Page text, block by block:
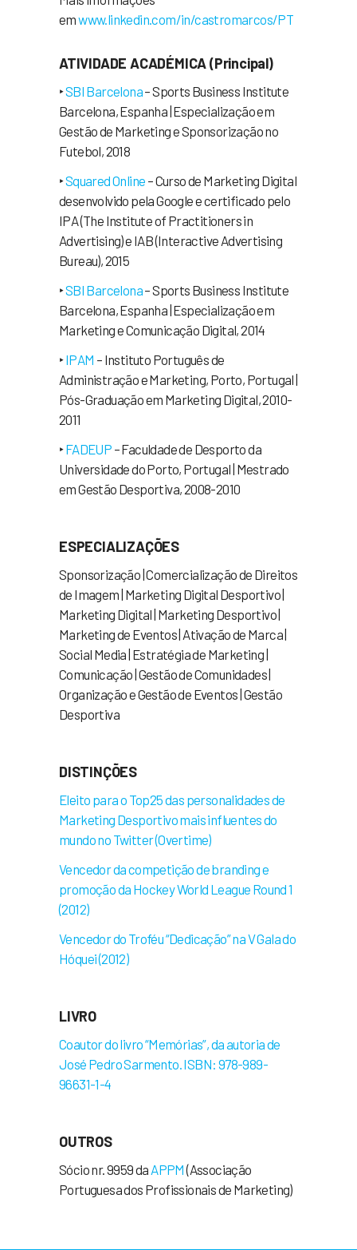
emwww.linkedin.com/in/castromarcos/PT
ATIVIDADE ACADÉMICA(Principal)
‣SBI Barcelona– Sports Business Institute
Barcelona, Espanha | Especialização em
Gestão de Marketing e Sponsorização no
Futebol, 2018
‣Squared Online – Curso de Marketing Digital
desenvolvido pela Google e certificado pelo
IPA (The Institute of Practitioners in
Advertising) e IAB (Interactive Advertising
Bureau), 2015
‣SBI Barcelona– Sports Business Institute
Barcelona, Espanha | Especialização em
Marketing e Comunicação Digital, 2014
‣IPAM – Instituto Português de
Administração e Marketing, Porto, Portugal |
Pós-Graduação em Marketing Digital, 2010-
2011
‣FADEUP – Faculdade de Desporto da
Universidade do Porto, Portugal | Mestrado
em Gestão Desportiva, 2008-2010
ESPECIALIZAÇÕES
Sponsorização | Comercialização de Direitos
de Imagem | Marketing Digital Desportivo |
Marketing Digital | Marketing Desportivo |
Marketing de Eventos | Ativação de Marca |
Social Media | Estratégia de Marketing |
Comunicação | Gestão de Comunidades |
Organização e Gestão de Eventos | Gestão
Desportiva
DISTINÇÕES
Eleito para o Top25 das personalidades de
Marketing Desportivo mais influentes do
mundo no Twitter (Overtime)
Vencedor da competição de branding e
promoção da Hockey World League Round 1
(2012)
Vencedor do Troféu “Dedicação” na V Gala do
Hóquei (2012)
LIVRO
Coautor do livro “Memórias”, da autoria de
José Pedro Sarmento. ISBN: 978-989-
96631-1-4
OUTROS
Sócio nr. 9959 da APPM(Associação
Portuguesa dos Profissionais de Marketing)